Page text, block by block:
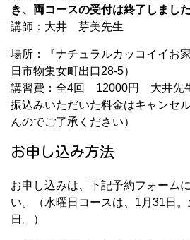
き、両コースの受付は終了しました
講師：大井 芽美先生
場所：『ナチュラルカッコイイお
日市物集女町出口28-5）
講習費：全4回 12000円 大井先
振込みいただいた料金はキャンセ
んのでご了承ください）
お申し込み方法
お申し込みは、下記予約フォーム
い。（水曜日コースは、1月31日
日。）